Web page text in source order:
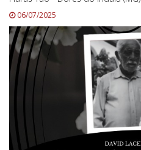
06/07/2025